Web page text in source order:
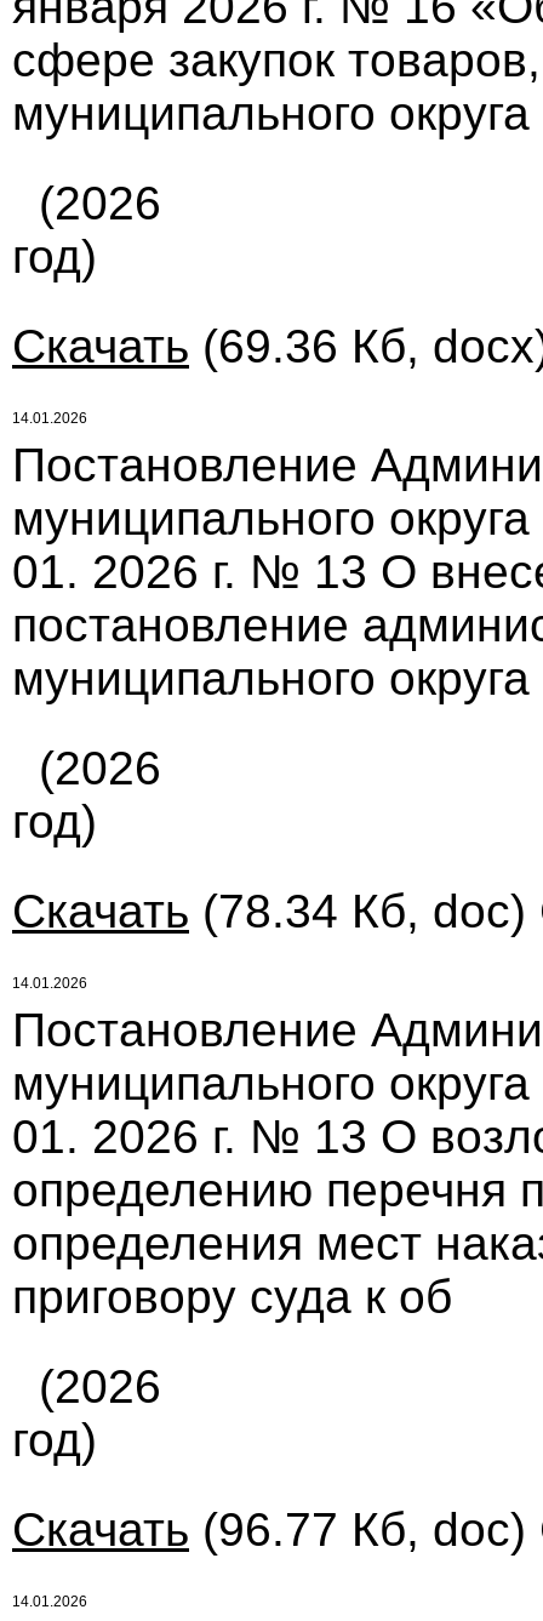
сфере закупок
муниципального
(2026
год)
Скачать (69.36 Кб,
14.01.2026
Постановление
муниципального
01. 2026 г. № 13 О
постановление
муниципального
(2026
год)
Скачать (78.34 Кб, doc)
14.01.2026
Постановление
муниципального
01. 2026 г. № 13 О
определению перечня
определения мест
приговору суда к об
(2026
год)
Скачать (96.77 Кб, doc)
14.01.2026